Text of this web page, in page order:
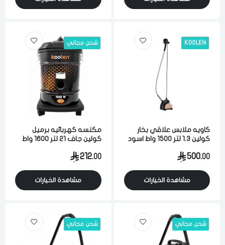
KOOLEN
كاويه ملابس علاقي بخار
كولين 1.3 لتر 1500 واط اسود
500.00
مشاهدة الخيارات
شحن مجاني
مكنسه كهربائيه برميل
كولين جاف 21 لتر 1600 واط
212.00
مشاهدة الخيارات
شحن مجاني شحن مجاني